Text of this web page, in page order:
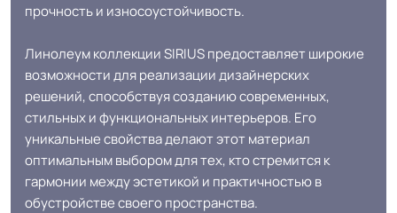
слоя
Коэффициент
противоскольжения
R10
Вес 1 м.кв. 2.1 кг
прочность и износоустойчивость.
Линолеум коллекции SIRIUS предоставляет широкие
возможности для реализации дизайнерских
решений, способствуя созданию современных,
стильных и функциональных интерьеров. Его
уникальные свойства делают этот материал
оптимальным выбором для тех, кто стремится к
гармонии между эстетикой и практичностью в
обустройстве своего пространства.